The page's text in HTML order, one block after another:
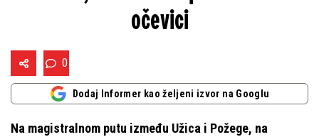
očevici
0
Dodaj Informer kao željeni izvor na Googlu
Na magistralnom putu između Užica i Požege, na